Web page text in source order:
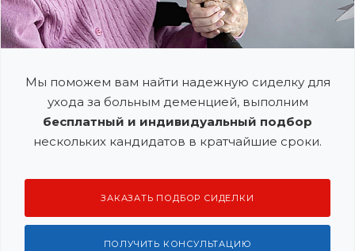
Мы поможем вам найти надежную сиделку для
ухода за больным деменцией, выполним
бесплатный и индивидуальный подбор
нескольких кандидатов в кратчайшие сроки.
ЗАКАЗАТЬ ПОДБОР СИДЕЛКИ
ПОЛУЧИТЬ КОНСУЛЬТАЦИЮ